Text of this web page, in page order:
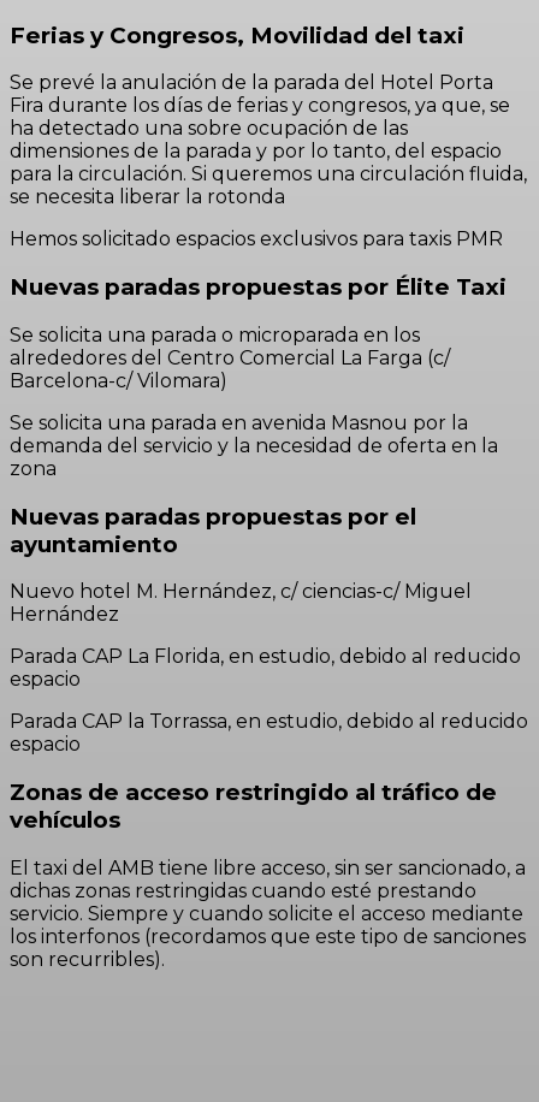
Ferias y Congresos, Movilidad del taxi
Se prevé la anulación de la parada del Hotel Porta
Fira durante los días de ferias y congresos, ya que, se
ha detectado una sobre ocupación de las
dimensiones de la parada y por lo tanto, del espacio
para la circulación. Si queremos una circulación fluida,
se necesita liberar la rotonda
Hemos solicitado espacios exclusivos para taxis PMR
Nuevas paradas propuestas por Élite Taxi
Se solicita una parada o microparada en los
alrededores del Centro Comercial La Farga (c/
Barcelona-c/ Vilomara)
Se solicita una parada en avenida Masnou por la
demanda del servicio y la necesidad de oferta en la
zona
Nuevas paradas propuestas por el
ayuntamiento
Nuevo hotel M. Hernández, c/ ciencias-c/ Miguel
Hernández
Parada CAP La Florida, en estudio, debido al reducido
espacio
Parada CAP la Torrassa, en estudio, debido al reducido
espacio
Zonas de acceso restringido al tráfico de
vehículos
El taxi del AMB tiene libre acceso, sin ser sancionado, a
dichas zonas restringidas cuando esté prestando
servicio. Siempre y cuando solicite el acceso mediante
los interfonos (recordamos que este tipo de sanciones
son recurribles).